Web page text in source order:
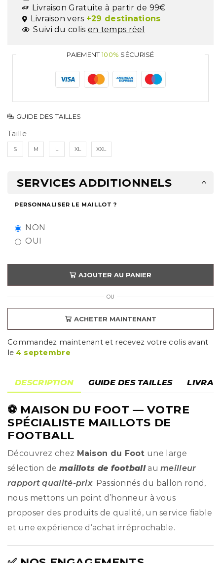
Livraison Gratuite à partir de 99€
Livraison vers +29 destinations
Suivi du colis en temps réel
PAIEMENT100% SÉCURISÉ
GUIDE DES TAILLES
Taille
S M L XL XXL
SERVICES ADDITIONNELS
PERSONNALISER LE MAILLOT ?
NON
OUI
AJOUTER AU PANIER
OU
ACHETER MAINTENANT
Commandez maintenant et recevez votre colis avant
le 4 septembre
DESCRIPTION GUIDE DES TAILLES
⚽ MAISON DU FOOT — VOTRE
SPÉCIALISTE MAILLOTS DE
FOOTBALL
Découvrez chez Maison du Foot une large
sélection de maillots de footballaumeilleur
rapport qualité-prix. Passionnés du ballon rond,
nous mettons un point d’honneur à vous
proposer des produits de qualité, un service fiable
et une expérience d’achat irréprochable.